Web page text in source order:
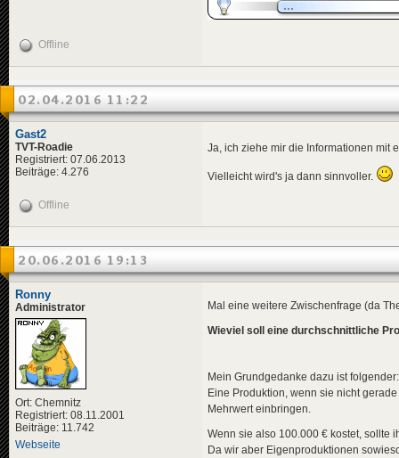
Offline
02.04.2016 11:22
Gast2
TVT-Roadie
Registriert: 07.06.2013
Beiträge: 4.276
Ja, ich ziehe mir die Informationen mit
Vielleicht wird's ja dann sinnvoller.
Offline
20.06.2016 19:13
Ronny
Administrator
Ort: Chemnitz
Registriert: 08.11.2001
Beiträge: 11.742
Webseite
Mal eine weitere Zwischenfrage (da
Wieviel soll eine durchschnittliche
Mein Grundgedanke dazu ist folgender:
Eine Produktion, wenn sie nicht
Mehrwert einbringen.
Wenn sie also 100.000 € kostet, sollte
Da wir aber Eigenproduktionen